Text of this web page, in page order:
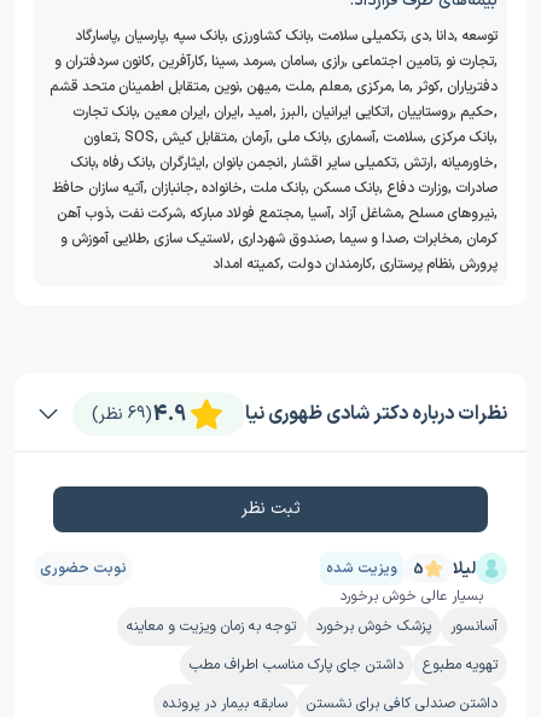
توسعه ,دانا ,دی ,تکمیلی سلامت ,بانک کشاورزی ,بانک سپه ,پارسیان ,پاسارگاد
,تجارت نو ,تامین اجتماعی ,رازی ,سامان ,سرمد ,سینا ,کارآفرین ,کانون سردفتران و
دفتریاران ,کوثر ,ما ,مرکزی ,معلم ,ملت ,میهن ,نوین ,متقابل اطمینان متحد قشم
,حکیم ,روستاییان ,اتکایی ایرانیان ,البرز ,امید ,ایران ,ایران معین ,بانک تجارت
,بانک مرکزی ,سلامت ,آسماری ,بانک ملی ,آرمان ,متقابل کیش ,
SOS
,تعاون
,خاورمیانه ,ارتش ,تکمیلی سایر اقشار ,انجمن بانوان ,ایثارگران ,بانک رفاه ,بانک
صادرات ,وزارت دفاع ,بانک مسکن ,بانک ملت ,خانواده ,جانبازان ,آتیه سازان حافظ
,نیروهای مسلح ,مشاغل آزاد ,آسیا ,مجتمع فولاد مبارکه ,شرکت نفت ,ذوب آهن
کرمان ,مخابرات ,صدا و سیما ,صندوق شهرداری ,لاستیک سازی ,طلایی آموزش و
پرورش ,نظام پرستاری ,کارمندان دولت ,کمیته امداد
نظرات درباره دکتر شادی ظهوری نیا (69 نظر)4.9
ثبت نظر
لیلا 5 ویزیت شده
نوبت حضوری
بسیار عالی خوش برخورد
آسانسور
پزشک خوش برخورد
توجه به زمان ویزیت و معاینه
تهویه مطبوع
داشتن جای پارک مناسب اطراف مطب
داشتن صندلی کافی برای نشستن
سابقه بیمار در پرونده